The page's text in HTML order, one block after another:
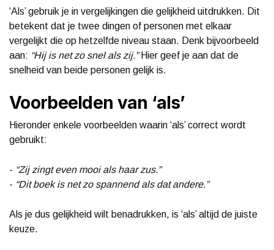
‘Als’ gebruik je in vergelijkingen die gelijkheid uitdrukken. Dit
betekent dat je twee dingen of personen met elkaar
vergelijkt die op hetzelfde niveau staan. Denk bijvoorbeeld
aan: “Hij is net zo snel als zij.”Hier geef je aan dat de
snelheid van beide personen gelijk is.
Voorbeelden van ‘als’
Hieronder enkele voorbeelden waarin ‘als’ correct wordt
gebruikt:
- “Zij zingt even mooi als haar zus.”
- “Dit boek is net zo spannend als dat andere.”
Als je dus gelijkheid wilt benadrukken, is ‘als’ altijd de juiste
keuze.